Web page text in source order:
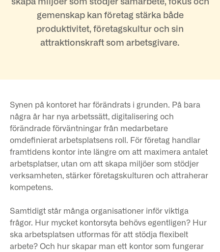
skapa miljöer som stödjer samarbete, fokus och
gemenskap kan företag stärka både
produktivitet, företagskultur och sin
attraktionskraft som arbetsgivare.
Synen på kontoret har förändrats i grunden. På bara
några år har nya arbetssätt, digitalisering och
förändrade förväntningar från medarbetare
omdefinierat arbetsplatsens roll. För företag handlar
framtidens kontor inte längre om att maximera antalet
arbetsplatser, utan om att skapa miljöer som stödjer
verksamheten, stärker företagskulturen och attraherar
kompetens.
Samtidigt står många organisationer inför viktiga
frågor. Hur mycket kontorsyta behövs egentligen? Hur
ska arbetsplatsen utformas för att stödja flexibelt
arbete? Och hur skapar man ett kontor som fungerar